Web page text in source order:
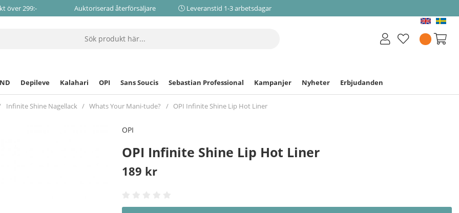
över 299:- Auktoriserad återförsäljare Leveranstid 1-3 arbetsdagar
Depileve Kalahari OPI Sans Soucis Sebastian Professional Kampanjer Nyheter Erbjudanden
Infinite Shine Nagellack Whats Your Mani-tude? OPI Infinite Shine Lip Hot Liner
OPI
OPI Infinite Shine Lip Hot Liner
189 kr